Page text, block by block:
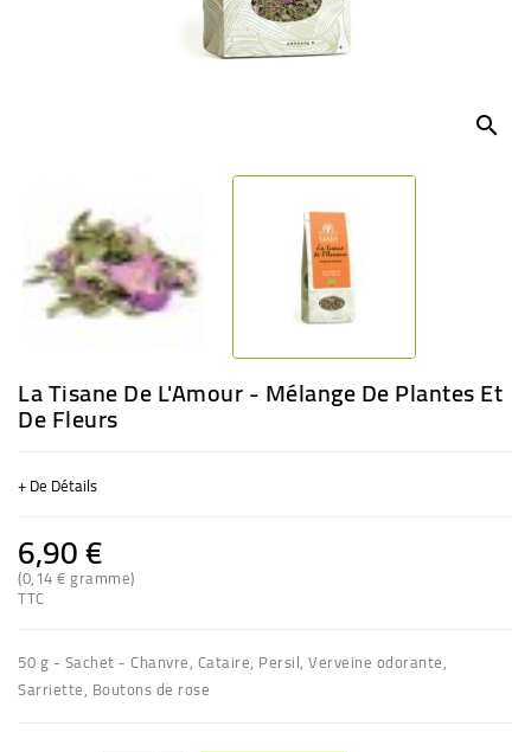
search
La Tisane De L'Amour - Mélange De Plantes Et
De Fleurs
+ De Détails
6,90 €
(0,14 € gramme)
TTC
50 g - Sachet - Chanvre, Cataire, Persil, Verveine odorante,
Sarriette, Boutons de rose